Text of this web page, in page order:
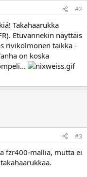
#2
Takahaarukka
Etuvannekin näyttäis
rivikolmonen taikka -
on koska
#3
fzr400-mallia, mutta ei